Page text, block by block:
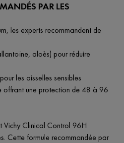
PAR LES
les experts recommandent de
aloès) pour réduire
les aisselles sensibles
offrant une protection de 48 à 96
Vichy Clinical Control 96H
Cette formule recommandée par